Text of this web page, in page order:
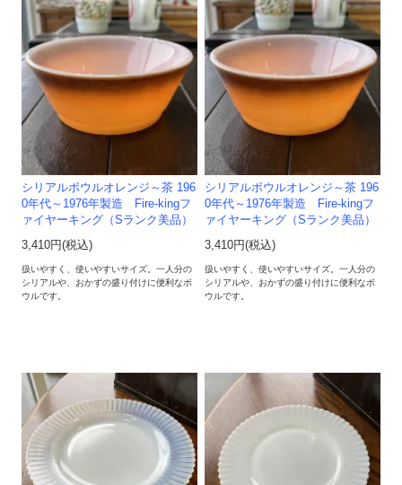
シリアルボウルオレンジ～茶 196
0年代～1976年製造 Fire-kingフ
ァイヤーキング（Sランク美品）
3,410円(税込)
扱いやすく、使いやすいサイズ。一人分の
シリアルや、おかずの盛り付けに便利なボ
ウルです。
シリアルボウルオレンジ～茶 196
0年代～1976年製造 Fire-kingフ
ァイヤーキング（Sランク美品）
3,410円(税込)
扱いやすく、使いやすいサイズ。一人分の
シリアルや、おかずの盛り付けに便利なボ
ウルです。